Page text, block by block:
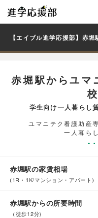
赤堀駅からユマ
学生向け一人暮らし
ユマニテク看護助産
一人暮ら
赤堀駅の家賃相場
(1R・1K/マンション・アパート)
赤堀駅からの所要時間
（徒歩12分)